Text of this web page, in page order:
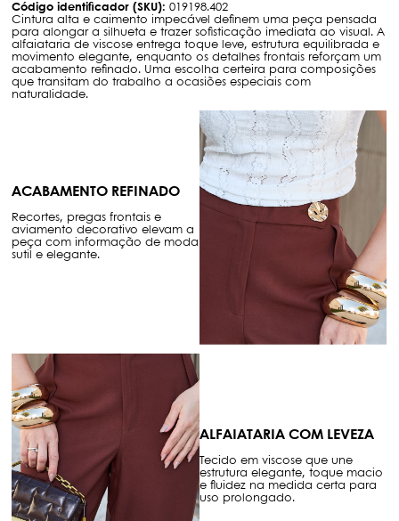
Código identificador (SKU): 019198.402
Cintura alta e caimento impecável definem uma peça pensada
para alongar a silhueta e trazer sofisticação imediata ao visual. A
alfaiataria de viscose entrega toque leve, estrutura equilibrada e
movimento elegante, enquanto os detalhes frontais reforçam um
acabamento refinado. Uma escolha certeira para composições
que transitam do trabalho a ocasiões especiais com
naturalidade.
ACABAMENTO REFINADO
Recortes, pregas frontais e
aviamento decorativo elevam a
peça com informação de moda
sutil e elegante.
ALFAIATARIA COM LEVEZA
Tecido em viscose que une
estrutura elegante, toque macio
e fluidez na medida certa para
uso prolongado.